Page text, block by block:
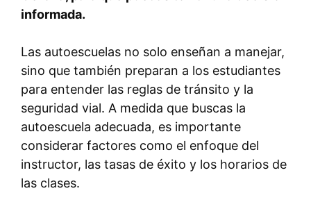
informada.
Las autoescuelas no solo enseñan a manejar,
sino que también preparan a los estudiantes
para entender las reglas de tránsito y la
seguridad vial. A medida que buscas la
autoescuela adecuada, es importante
considerar factores como el enfoque del
instructor, las tasas de éxito y los horarios de
las clases.